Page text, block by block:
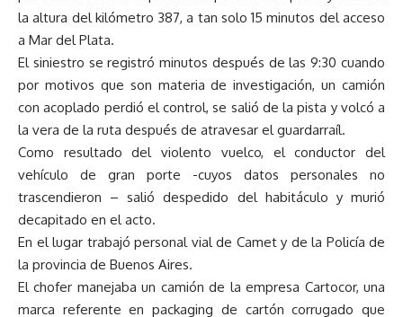
la altura del kilómetro 387, a tan solo 15 minutos del acceso
a Mar del Plata.
El siniestro se registró minutos después de las 9:30 cuando
por motivos que son materia de investigación, un camión
con acoplado perdió el control, se salió de la pista y volcó a
la vera de la ruta después de atravesar el guardarraíl.
Como resultado del violento vuelco, el conductor del
vehículo de gran porte -cuyos datos personales no
trascendieron – salió despedido del habitáculo y murió
decapitado en el acto.
En el lugar trabajó personal vial de Camet y de la Policía de
la provincia de Buenos Aires.
El chofer manejaba un camión de la empresa Cartocor, una
marca referente en packaging de cartón corrugado que